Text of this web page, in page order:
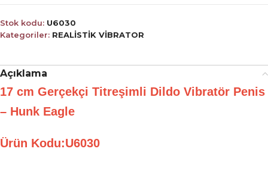
Stok kodu: U6030
Kategoriler: REALİSTİK VİBRATOR
Açıklama
17 cm Gerçekçi Titreşimli Dildo Vibratör Penis
– Hunk Eagle
Ürün Kodu:U6030